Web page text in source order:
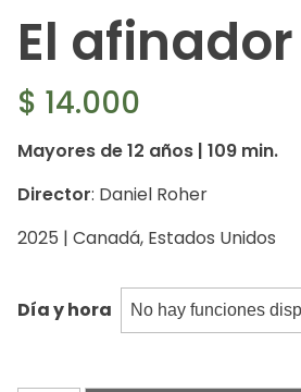
El afinador
$ 14.000
Mayores de 12 años | 109 min.
Director: Daniel Roher
2025 | Canadá, Estados Unidos
Día y hora